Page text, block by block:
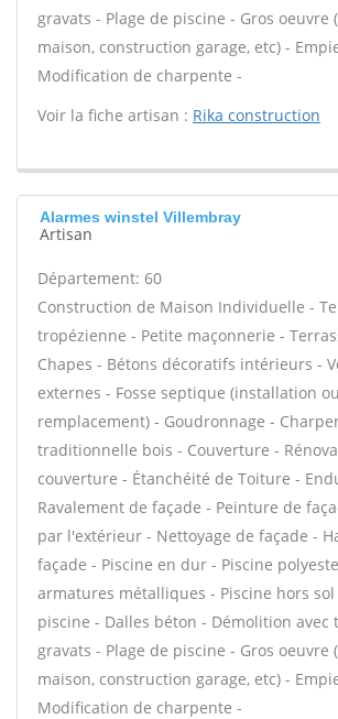
gravats - Plage de piscine - Gros oeuvre
maison, construction garage, etc) -
Modification de charpente -
Voir la fiche artisan : Rika construction
Alarmes winstel Villembray
Artisan
Département: 60
Construction de Maison Individuelle -
tropézienne - Petite maçonnerie -
Chapes - Bétons décoratifs intérieurs -
externes - Fosse septique (installation ou
remplacement) - Goudronnage -
traditionnelle bois - Couverture -
couverture - Étanchéité de Toiture -
Ravalement de façade - Peinture de
par l'extérieur - Nettoyage de façade -
façade - Piscine en dur - Piscine
armatures métalliques - Piscine hors
piscine - Dalles béton - Démolition avec
gravats - Plage de piscine - Gros oeuvre
maison, construction garage, etc) -
Modification de charpente -